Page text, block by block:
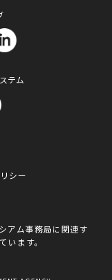
テム
シー
アム事務局に関連す
ます。